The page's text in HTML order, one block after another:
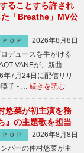
ることすら許され
「Breathe」MV公
ＰＯＰ
2026年8月8日
デュースを手がける
VANEが、新曲
7月24日に配信リリ
瑛子 - … 続きを読む
悠菜が初主演を務
』の主題歌を担当
ＰＯＰ
2026年8月8日
バーの仲村悠菜が主